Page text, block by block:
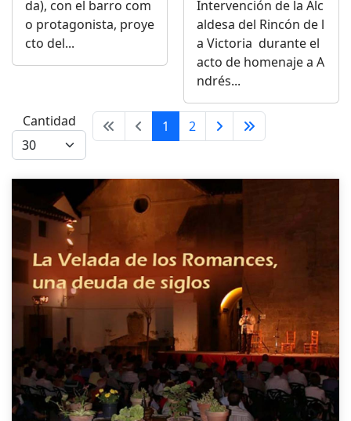
da), con el barro com
o protagonista, proye
cto del...
Intervención de la Alc
aldesa del Rincón de l
a Victoria durante el
acto de homenaje a A
ndrés...
Cantidad 1 2